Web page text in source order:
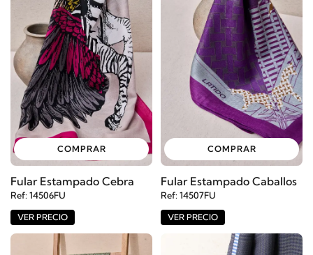
COMPRAR
Fular Estampado Cebra
Ref: 14506FU
VER PRECIO
COMPRAR
Fular Estampado Caballos
Ref: 14507FU
VER PRECIO